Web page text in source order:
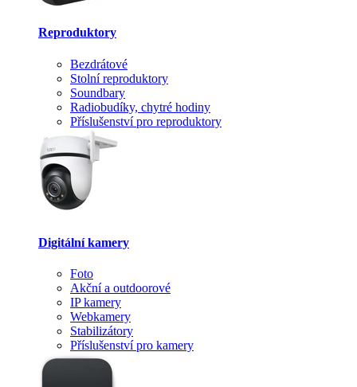
Reproduktory
Bezdrátové
Stolní reproduktory
Soundbary
Radiobudíky, chytré hodiny
Příslušenství pro reproduktory
Digitální kamery
Foto
Akční a outdoorové
IP kamery
Webkamery
Stabilizátory
Příslušenství pro kamery